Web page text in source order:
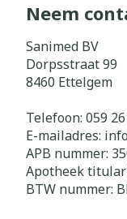
Neem
Sanimed BV
Dorpsstraat 99
8460 Ettelgem
Telefoon: 059
E-mailadres:
APB nummer:
Apotheek
BTW nummer: